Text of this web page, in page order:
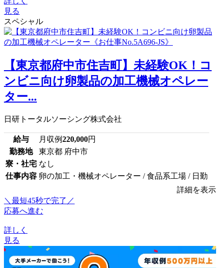
見る
スペシャル
【東京都府中市住吉町】未経験OK！コ
ンビニ向け卵製品の加工機械オペレー
ター...
日研トータルソーシング株式会社
給与 月収例220,000円
勤務地
東京都 府中市
寮・社宅 なし
仕事内容 卵の加工・機械オペレーター / 食品系工場 / 日勤
詳細を表示
＼最短45秒で完了／
応募へ進む
詳しく
見る